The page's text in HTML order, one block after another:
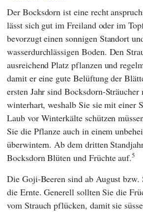
Der Bocksdorn ist eine recht
lässt sich gut im Freiland oder im
bevorzugt einen sonnigen Standort
wasserdurchlässigen Boden. Den
ausreichend Platz pflanzen und
damit er eine gute Belüftung der
ersten Jahr sind Bocksdorn-Sträucher
winterhart, weshalb Sie sie mit einer
Laub vor Winterkälte schützen
Sie die Pflanze auch in einem
überwintern. Ab dem dritten
Bocksdorn Blüten und Früchte auf.5
Die Goji-Beeren sind ab August
die Ernte. Generell sollten Sie die
vom Strauch pflücken, damit sie